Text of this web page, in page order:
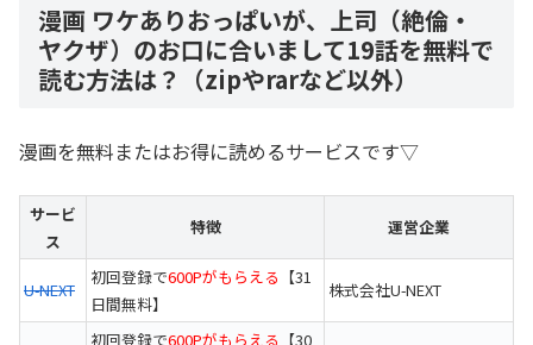
漫画 ワケありおっぱいが、上司（絶倫・
ヤクザ）のお口に合いまして19話を無料で
読む方法は？（zipやrarなど以外）
漫画を無料またはお得に読めるサービスです▽
サービ
ス
特徴 運営企業
U-NEXT
初回登録で600Pがもらえる 【31
日間無料】
株式会社U-NEXT
初回登録で600Pがもらえる 【30